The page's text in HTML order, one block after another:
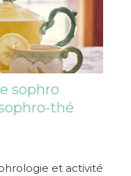
sophro
thé
et activité